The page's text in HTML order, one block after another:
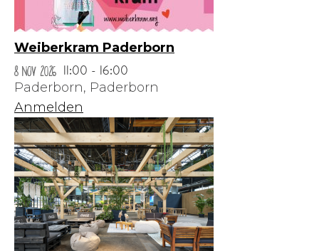
Weiberkram Paderborn
8 Nov 2026
11:00 - 16:00
Paderborn, Paderborn
Anmelden